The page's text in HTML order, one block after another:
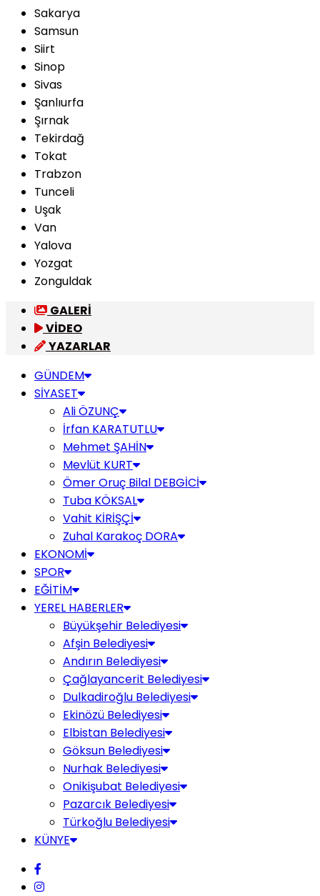
Sakarya
Samsun
Siirt
Sinop
Sivas
Şanlıurfa
Şırnak
Tekirdağ
Tokat
Trabzon
Tunceli
Uşak
Van
Yalova
Yozgat
Zonguldak
GALERİ
VİDEO
YAZARLAR
GÜNDEM
SİYASET
Ali ÖZUNÇ
İrfan KARATUTLU
Mehmet ŞAHİN
Mevlüt KURT
Ömer Oruç Bilal DEBGİCİ
Tuba KÖKSAL
Vahit KİRİŞÇİ
Zuhal Karakoç DORA
EKONOMİ
SPOR
EĞİTİM
YEREL HABERLER
Büyükşehir Belediyesi
Afşin Belediyesi
Andırın Belediyesi
Çağlayancerit Belediyesi
Dulkadiroğlu Belediyesi
Ekinözü Belediyesi
Elbistan Belediyesi
Göksun Belediyesi
Nurhak Belediyesi
Onikişubat Belediyesi
Pazarcık Belediyesi
Türkoğlu Belediyesi
KÜNYE